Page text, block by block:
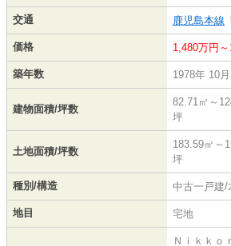
交通 鹿児島本線 「
価格 1,480万円
築年数 1978年 10
建物面積/坪数
82.71㎡～
坪
土地面積/坪数
183.59㎡～
坪
種別/構造 中古一戸建/
地目 宅地
Ｎｉｋｋ